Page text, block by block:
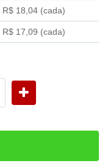
R$ 18,04 (cada)
R$ 17,09 (cada)